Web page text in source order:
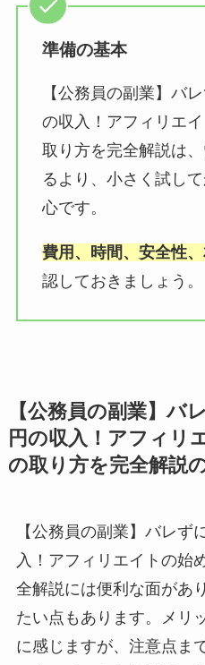
準備の基本
【公務員の副業】バ
の収入！アフィリエ
取り方を完全解説は
るより、小さく試し
心です。
費用、時間、安全性
認しておきましょう。
【公務員の副業】バ
円の収入！アフィリ
の取り方を完全解説
【公務員の副業】バレず
入！アフィリエイトの始
全解説には便利な面があ
たい点もあります。メリ
に感じますが、注意点ま